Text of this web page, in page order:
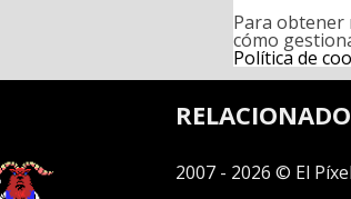
Para obtener
cómo
Política de
RELACIONADO
2007 - 2026 © El